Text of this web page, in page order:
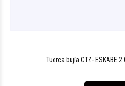
Tuerca bujía CTZ- ESKABE